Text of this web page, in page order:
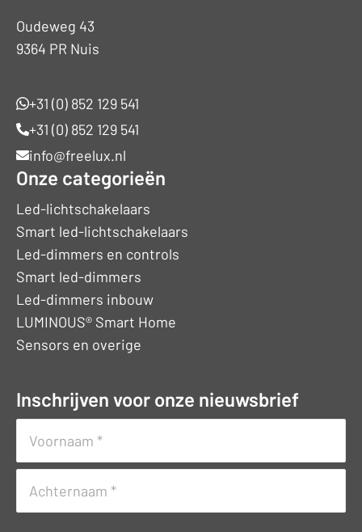
Oudeweg 43
9364 PR Nuis
+31 (0) 852 129 541
+31 (0) 852 129 541
info@freelux.nl
Onze categorieën
Led-lichtschakelaars
Smart led-lichtschakelaars
Led-dimmers en controls
Smart led-dimmers
Led-dimmers inbouw
LUMINOUS® Smart Home
Sensors en overige
Inschrijven voor onze nieuwsbrief